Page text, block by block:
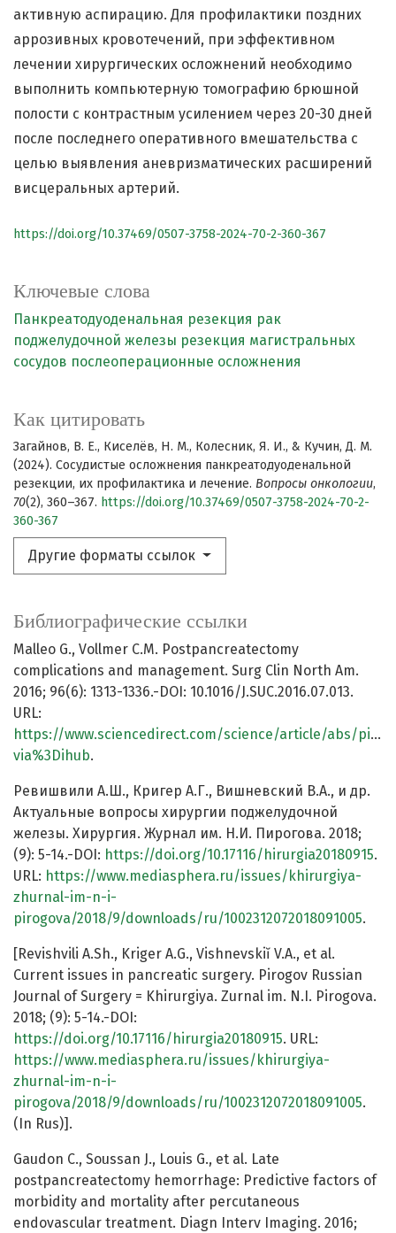
Ключевые слова
Панкреатодуоденальная резекция рак
поджелудочной железы резекция магистральных
сосудов послеоперационные осложнения
Как цитировать
Загайнов, В. Е., Киселёв, Н. М., Колесник, Я. И., & Кучин, Д. М.
(2024). Сосудистые осложнения панкреатодуоденальной
резекции, их профилактика и лечение. Вопросы онкологии,
70(2), 360–367. https://doi.org/10.37469/0507-3758-2024-70-2-
360-367
Другие форматы ссылок
активную аспирацию. Для профилактики поздних
аррозивных кровотечений, при эффективном
лечении хирургических осложнений необходимо
выполнить компьютерную томографию брюшной
полости с контрастным усилением через 20-30 дней
после последнего оперативного вмешательства с
целью выявления аневризматических расширений
висцеральных артерий.
https://doi.org/10.37469/0507-3758-2024-70-2-360-367
Библиографические ссылки
Malleo G., Vollmer C.M. Postpancreatectomy
complications and management. Surg Clin North Am.
2016; 96(6): 1313-1336.-DOI: 10.1016/J.SUC.2016.07.013.
URL:
https://www.sciencedirect.com/science/article/abs/pii/
via%3Dihub.
Ревишвили А.Ш., Кригер А.Г., Вишневский В.А., и др.
Актуальные вопросы хирургии поджелудочной
железы. Хирургия. Журнал им. Н.И. Пирогова. 2018;
(9): 5-14.-DOI: https://doi.org/10.17116/hirurgia20180915.
URL: https://www.mediasphera.ru/issues/khirurgiya-
zhurnal-im-n-i-
pirogova/2018/9/downloads/ru/1002312072018091005.
[Revishvili A.Sh., Kriger A.G., Vishnevskiĭ V.A., et al.
Current issues in pancreatic surgery. Pirogov Russian
Journal of Surgery = Khirurgiya. Zurnal im. N.I. Pirogova.
2018; (9): 5-14.-DOI:
https://doi.org/10.17116/hirurgia20180915. URL:
https://www.mediasphera.ru/issues/khirurgiya-
zhurnal-im-n-i-
pirogova/2018/9/downloads/ru/1002312072018091005.
(In Rus)].
Gaudon C., Soussan J., Louis G., et al. Late
postpancreatectomy hemorrhage: Predictive factors of
morbidity and mortality after percutaneous
endovascular treatment. Diagn Interv Imaging. 2016;